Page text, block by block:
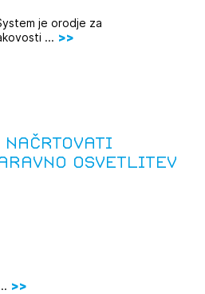
je orodje za
...
načrtovati
osvetlitev